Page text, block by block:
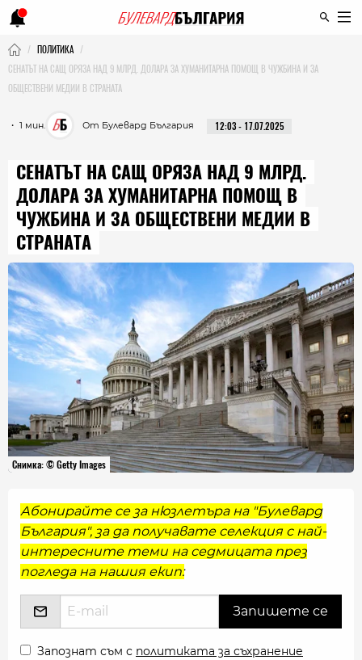
ПОЛИТИКА
СЕНАТЪТ НА САЩ ОРЯЗА НАД 9 МЛРД. ДОЛАРА ЗА ХУМАНИТАРНА ПОМОЩ В ЧУЖБИНА И ЗА
ОБЩЕСТВЕНИ МЕДИИ В СТРАНАТА
・ 1 мин. От Булевард България 12:03 - 17.07.2025
СЕНАТЪТ НА САЩ ОРЯЗА НАД 9 МЛРД.
ДОЛАРА ЗА ХУМАНИТАРНА ПОМОЩ В
ЧУЖБИНА И ЗА ОБЩЕСТВЕНИ МЕДИИ В
СТРАНАТА
Снимка: © Getty Images
Абонирайте се за нюзлетъра на "Булевард
България", за да получавате селекция с най-
интересните теми на седмицата през
погледа на нашия екип:
Запознат съм с политиката за съхранение